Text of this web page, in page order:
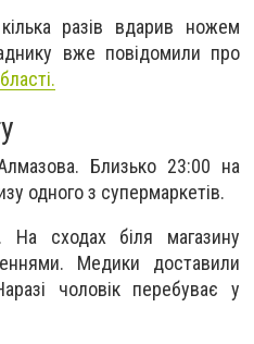
разів вдарив ножем
вже повідомили про
Близько 23:00 на
одного з супермаркетів.
На сходах біля магазину
Медики доставили
чоловік перебуває у